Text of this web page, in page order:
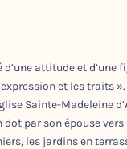
attitude et d’une
et les traits ».
Sainte-Madeleine
par son épouse
les jardins en